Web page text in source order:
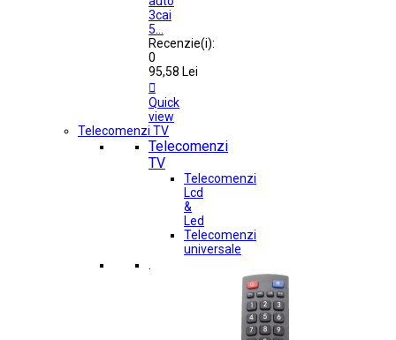
3cai
5...
Recenzie(i):
0
95,58 Lei

Quick
view
Telecomenzi TV
Telecomenzi
TV
Telecomenzi
Lcd
&
Led
Telecomenzi
universale
.